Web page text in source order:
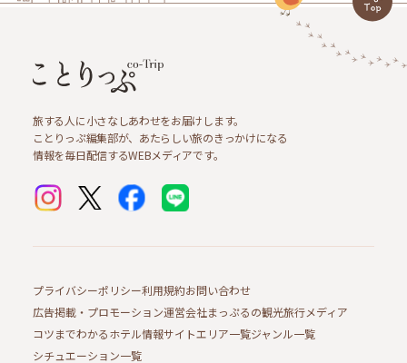
旅する人に小さなしあわせをお届けします。
ことりっぷ編集部が、あたらしい旅のきっかけになる
情報を毎日配信するWEBメディアです。
プライバシーポリシー利用規約お問い合わせ
広告掲載・プロモーション運営会社まっぷるの観光旅行メディア
コツまでわかるホテル情報サイトエリア一覧ジャンル一覧
シチュエーション一覧